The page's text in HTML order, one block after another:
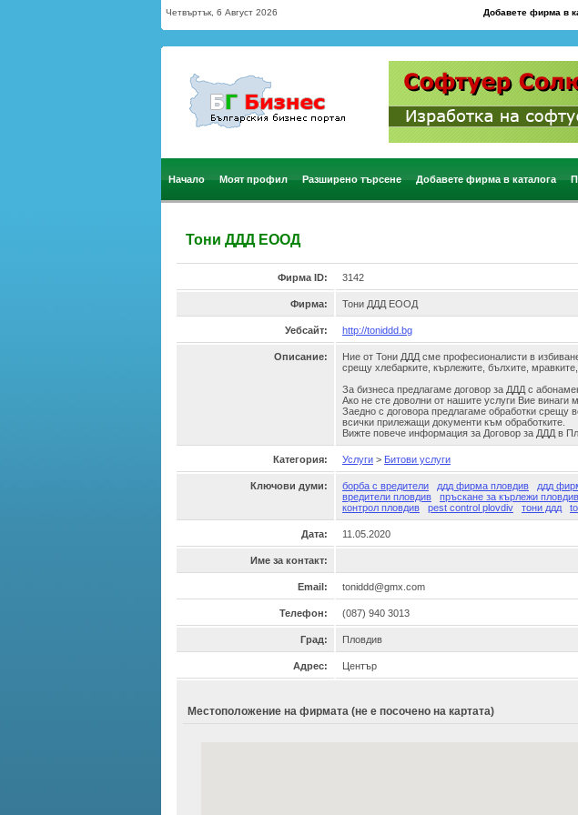
Добавете фирма в
Четвъртък, 6 Август 2026
Начало Моят профил Разширено търсене Добавете фирма в каталога
Тони ДДД ЕООД
Фирма ID: 3142
Фирма: Тони ДДД ЕООД
Уебсайт: http://toniddd.bg
Описание:
Ние от Тони ДДД сме професионалисти в
срещу хлебарките, кърлежите, бълхите,
За бизнеса предлагаме договор за ДДД с
Ако не сте доволни от нашите услуги Вие винаги
Заедно с договора предлагаме обработки срещу
всички прилежащи документи към обработките.
Вижте повече информация за Договор за ДДД в
Категория: Услуги > Битови услуги
Ключови думи: борба с вредители ддд фирма пловдив ддд
вредители пловдив
пръскане за кърлежи пловдив
контрол пловдив
pest control plovdiv тони ддд
Дата: 11.05.2020
Име за контакт:
Email: toniddd@gmx.com
Телефон: (087) 940 3013
Град: Пловдив
Адрес: Център
Местоположение на фирмата (не е посочено на картата)